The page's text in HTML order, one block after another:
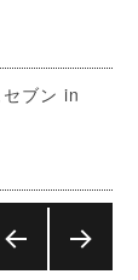
ブン in